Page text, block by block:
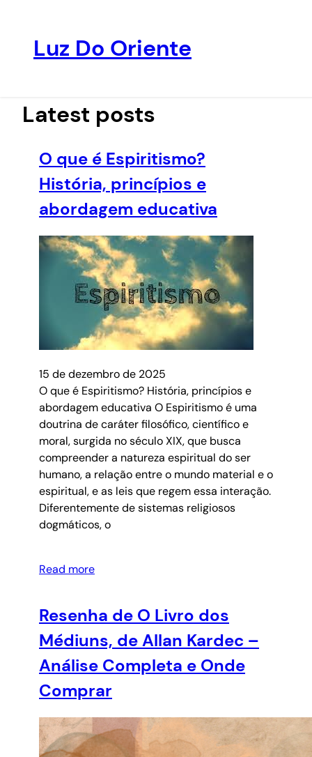
conteúdo
Luz Do Oriente
Latest posts
O que é Espiritismo?
História, princípios e
abordagem educativa
15 de dezembro de 2025
O que é Espiritismo? História, princípios e
abordagem educativa O Espiritismo é uma
doutrina de caráter filosófico, científico e
moral, surgida no século XIX, que busca
compreender a natureza espiritual do ser
humano, a relação entre o mundo material e o
espiritual, e as leis que regem essa interação.
Diferentemente de sistemas religiosos
dogmáticos, o
Read more
Resenha de O Livro dos
Médiuns, de Allan Kardec –
Análise Completa e Onde
Comprar